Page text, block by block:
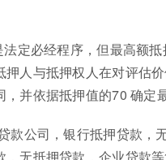
定必经程序，但最高额
人与抵押权人在对评估
并依据抵押值的70 确定
款公司，银行抵押贷款，